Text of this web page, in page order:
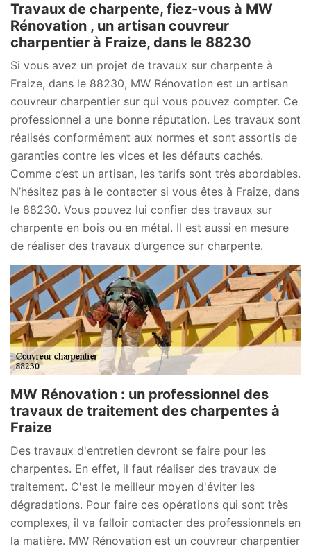
Travaux de charpente, fiez-vous à MW
Rénovation , un artisan couvreur
charpentier à Fraize, dans le 88230
Si vous avez un projet de travaux sur charpente à
Fraize, dans le 88230, MW Rénovation est un artisan
couvreur charpentier sur qui vous pouvez compter. Ce
professionnel a une bonne réputation. Les travaux sont
réalisés conformément aux normes et sont assortis de
garanties contre les vices et les défauts cachés.
Comme c’est un artisan, les tarifs sont très abordables.
N’hésitez pas à le contacter si vous êtes à Fraize, dans
le 88230. Vous pouvez lui confier des travaux sur
charpente en bois ou en métal. Il est aussi en mesure
de réaliser des travaux d’urgence sur charpente.
MW Rénovation : un professionnel des
travaux de traitement des charpentes à
Fraize
Des travaux d'entretien devront se faire pour les
charpentes. En effet, il faut réaliser des travaux de
traitement. C'est le meilleur moyen d'éviter les
dégradations. Pour faire ces opérations qui sont très
complexes, il va falloir contacter des professionnels en
la matière. MW Rénovation est un couvreur charpentier